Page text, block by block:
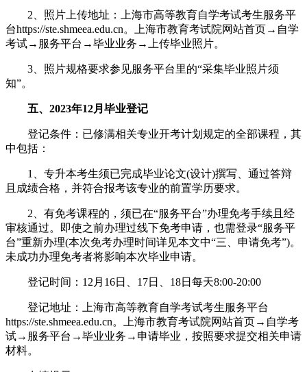
2、照片上传地址：上海市高等教育自学考试考生服务平
台https://ste.shmeea.edu.cn。上海市教育考试院网站首页→自学
考试→服务平台→毕业业务→上传毕业照片。
3、照片规格要求参见服务平台里的“采集毕业照片须
知”。
五、2023年12月毕业登记
登记条件：已修满相关专业开考计划规定的全部课程，其
中包括：
1、专升本考生须已完成毕业论文(设计)撰写、通过答辩
且成绩合格，并符合报考该专业的前置学历要求。
2、有免考课程的，须已在“服务平台”办理免考手续且经
审核通过。即使之前办理过线下免考申请，也需登录“服务平
台”重新办理(本次免考办理时间详见本文中“三、申请免考”)。
未成功办理免考者将影响本次毕业申请。
登记时间：12月16日、17日、18日每天8:00-20:00
登记地址：上海市高等教育自学考试考生服务平台
https://ste.shmeea.edu.cn。上海市教育考试院网站首页→自学考
试→服务平台→毕业业务→申请毕业，按照要求提交相关申请
材料。